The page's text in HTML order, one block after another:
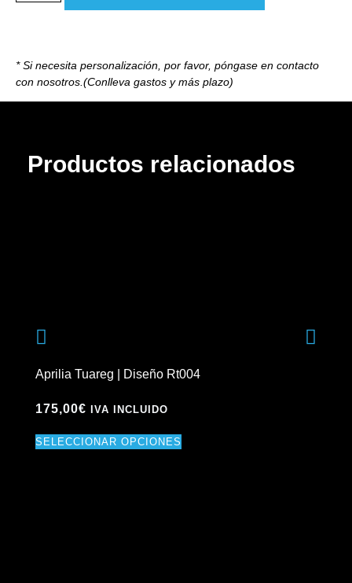
* Si necesita personalización, por favor, póngase en contacto
con nosotros.(Conlleva gastos y más plazo)
Productos relacionados
Aprilia Tuareg | Diseño Rt004
175,00€ IVA INCLUIDO
SELECCIONAR OPCIONES